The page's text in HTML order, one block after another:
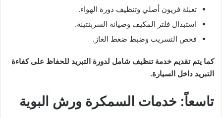
تعبئة فريون أصلي وتنظيف دورة الهواء.
استبدال فلتر المكيف وصيانة السربنتينة.
فحص التسريب وضبط ضغط الغاز.
كما يتم تقديم خدمة تنظيف شامل لدورة التبريد للحفاظ على كفاءة
التبريد داخل السيارة.
تاسعاً: خدمات السمكرة ورش البوية